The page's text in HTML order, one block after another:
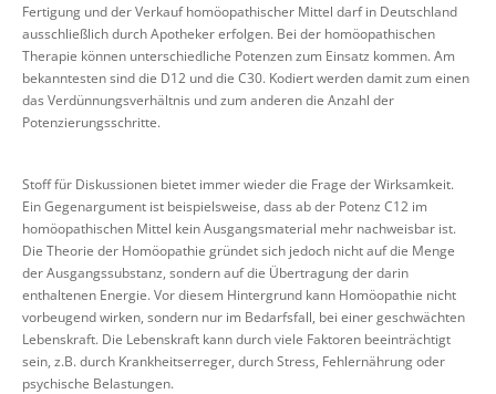
Fertigung und der Verkauf homöopathischer Mittel darf in Deutschland
ausschließlich durch Apotheker erfolgen. Bei der homöopathischen
Therapie können unterschiedliche Potenzen zum Einsatz kommen. Am
bekanntesten sind die D12 und die C30. Kodiert werden damit zum einen
das Verdünnungsverhältnis und zum anderen die Anzahl der
Potenzierungsschritte.
Stoff für Diskussionen bietet immer wieder die Frage der Wirksamkeit.
Ein Gegenargument ist beispielsweise, dass ab der Potenz C12 im
homöopathischen Mittel kein Ausgangsmaterial mehr nachweisbar ist.
Die Theorie der Homöopathie gründet sich jedoch nicht auf die Menge
der Ausgangssubstanz, sondern auf die Übertragung der darin
enthaltenen Energie. Vor diesem Hintergrund kann Homöopathie nicht
vorbeugend wirken, sondern nur im Bedarfsfall, bei einer geschwächten
Lebenskraft. Die Lebenskraft kann durch viele Faktoren beeinträchtigt
sein, z.B. durch Krankheitserreger, durch Stress, Fehlernährung oder
psychische Belastungen.